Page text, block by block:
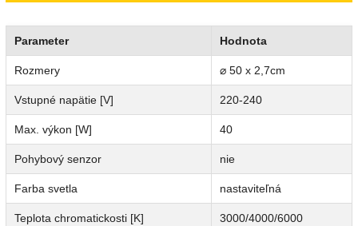
Parameter Hodnota
Rozmery ⌀ 50 x 2,7cm
Vstupné napätie [V] 220-240
Max. výkon [W] 40
Pohybový senzor nie
Farba svetla nastaviteľná
Teplota chromatickosti [K] 3000/4000/6000